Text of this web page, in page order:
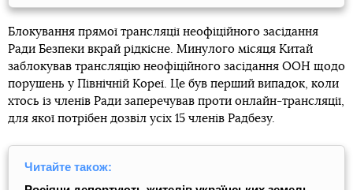
Блокування прямої трансляції неофіційного засідання
Ради Безпеки вкрай рідкісне. Минулого місяця Китай
заблокував трансляцію неофіційного засідання ООН щодо
порушень у Північній Кореї. Це був перший випадок, коли
хтось із членів Ради заперечував проти онлайн-трансляції,
для якої потрібен дозвіл усіх 15 членів Радбезу.
Читайте також: